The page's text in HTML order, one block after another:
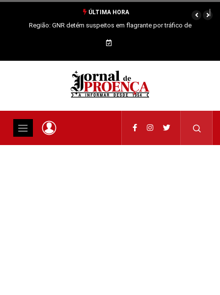
ÚLTIMA HORA
Região: GNR detém suspeitos em flagrante por tráfico de
estupefacientes